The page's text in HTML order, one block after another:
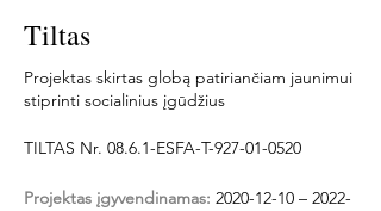
Tiltas
Projektas skirtas globą patiriančiam jaunimui
stiprinti socialinius įgūdžius
TILTAS Nr. 08.6.1-ESFA-T-927-01-0520
Projektas įgyvendinamas: 2020-12-10 – 2022-